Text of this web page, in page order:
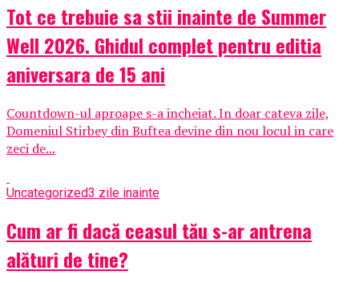
Tot ce trebuie sa stii inainte de Summer
Well 2026. Ghidul complet pentru editia
aniversara de 15 ani
Countdown-ul aproape s-a incheiat. In doar cateva zile,
Domeniul Stirbey din Buftea devine din nou locul in care
zeci de...
Uncategorized3 zile inainte
Cum ar fi dacă ceasul tău s-ar antrena
alături de tine?